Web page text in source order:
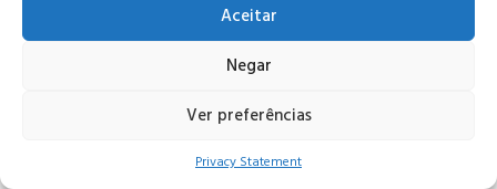
Aceitar
Negar
Ver preferências
Privacy Statement